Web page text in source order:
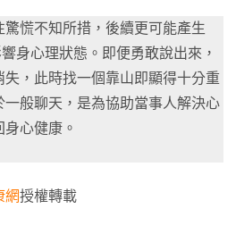
慌不知所措，後續更可能產生
身心理狀態。即便勇敢說出來，
，此時找一個靠山即顯得十分重
般聊天，是為協助當事人解決心
心健康。
網授權轉載